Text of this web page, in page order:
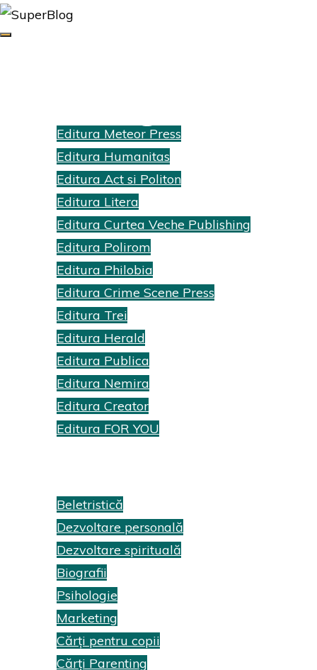
Editura Meteor Press
Editura Humanitas
Editura Act si Politon
Editura Litera
Editura Curtea Veche Publishing
Editura Polirom
Editura Philobia
Editura Crime Scene Press
Editura Trei
Editura Herald
Editura Publica
Editura Nemira
Editura Creator
Editura FOR YOU
Beletristică
Dezvoltare personală
Dezvoltare spirituală
Biografii
Psihologie
Marketing
Cărți pentru copii
Cărți Parenting
Archive for
"SuperBlog"